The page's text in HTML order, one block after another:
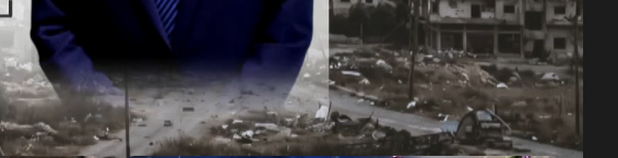
حلقات الموسم 2026